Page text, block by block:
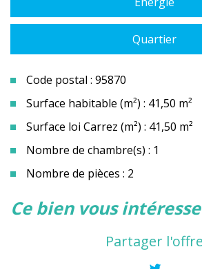
Quartier
Code postal : 95870
Surface habitable (m²) : 41,50 m²
Surface loi Carrez (m²) : 41,50 m²
Nombre de chambre(s) : 1
Nombre de pièces : 2
la ville de bezons
ce bien vous
Partager l'offre